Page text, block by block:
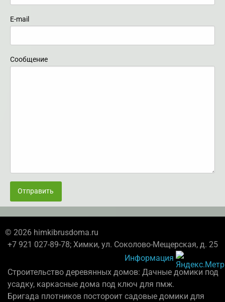
E-mail
Сообщение
Отправить
© 2026 himkibrusdoma.ru
+7 921 027-89-78; Химки, ул. Соколово-Мещерская, д. 25
Информация
Строительство деревянных домов: Дачные домики под
усадку, каркасные дома под ключ для пмж.
Бригада плотников постороит садовые домики для